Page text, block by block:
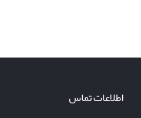
اطلاعات تماس